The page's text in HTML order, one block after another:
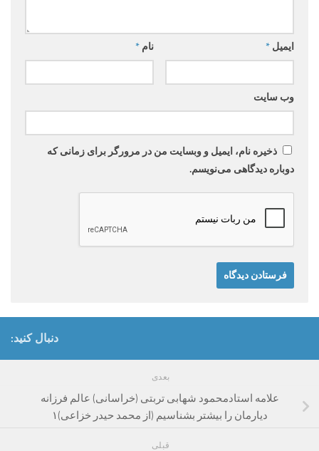
نام * ایمیل *
وب‌ سایت
ذخیره نام، ایمیل و وبسایت من در مرورگر برای زمانی که
دوباره دیدگاهی می‌نویسم.
دنبال کنید:
بعدی
علامه استادمحمود شهابی تربتی (خراسانی) عالم فرزانه
دیارمان را بیشتر بشناسیم (از محمد حیدر خزاعی)۱
قبلی